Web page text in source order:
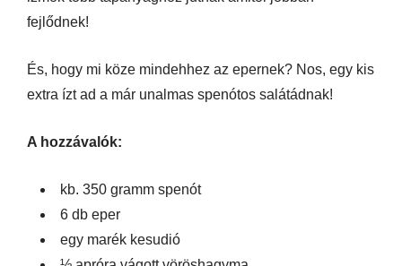
fejlődnek!
És, hogy mi köze mindehhez az epernek? Nos, egy kis
extra ízt ad a már unalmas spenótos salátádnak!
A hozzávalók:
kb. 350 gramm spenót
6 db eper
egy marék kesudió